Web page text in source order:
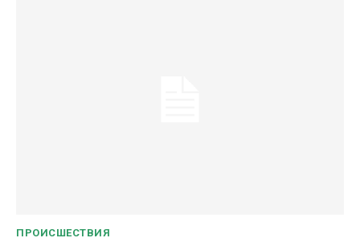
ПРОИСШЕСТВИЯ